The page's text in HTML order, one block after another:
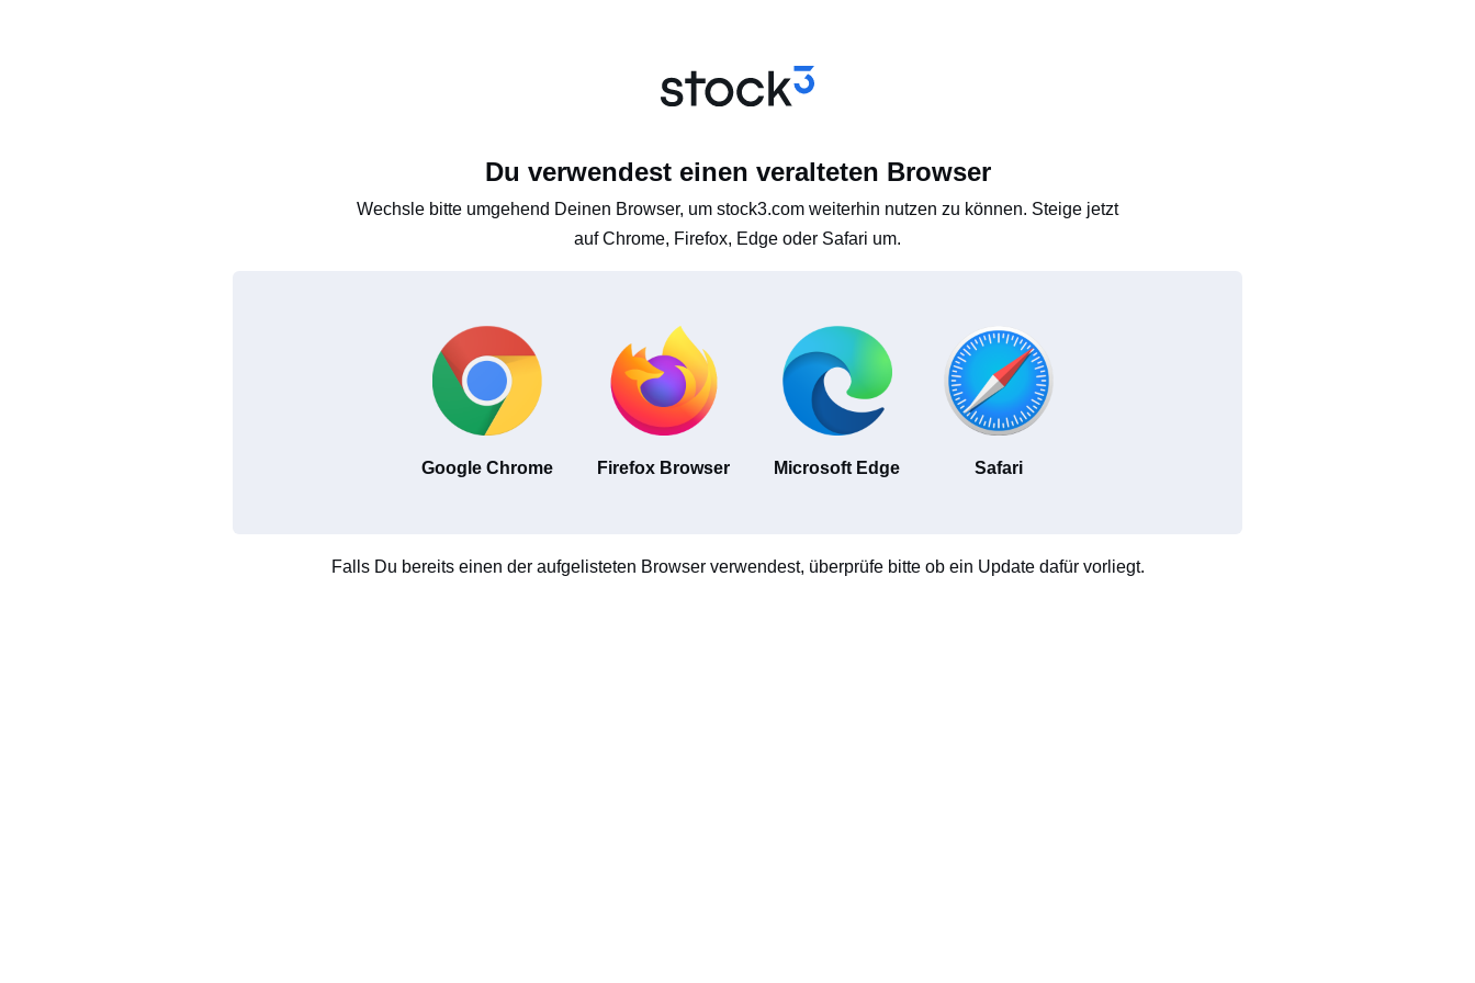
Du verwendest einen veralteten Browser
Wechsle bitte umgehend Deinen Browser, um stock3.com weiterhin nutzen zu können. Steige jetzt
auf Chrome, Firefox, Edge oder Safari um.
Google Chrome Firefox Browser Microsoft Edge Safari
Falls Du bereits einen der aufgelisteten Browser verwendest, überprüfe bitte ob ein Update dafür vorliegt.